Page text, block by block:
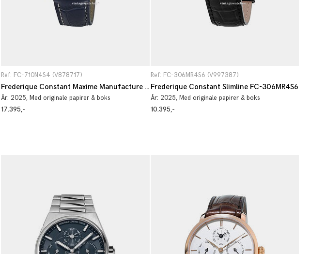
Ref: FC-710N4S4 (V878717)
Frederique Constant Maxime Manufacture Automatic FC-710N4S4
År: 2025, Med originale papirer & boks
17.395,-
Ref: FC-306MR4S6 (V997387)
Frederique Constant Slimline FC-306MR4S6
År: 2025, Med originale papirer & boks
10.395,-